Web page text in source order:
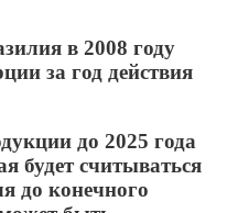
в 2008 году
за год действия
до 2025 года
будет считываться
до конечного